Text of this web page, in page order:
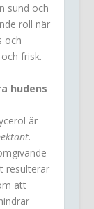
sund och
roll när
och
frisk.
hudens
är
.
resulterar
att